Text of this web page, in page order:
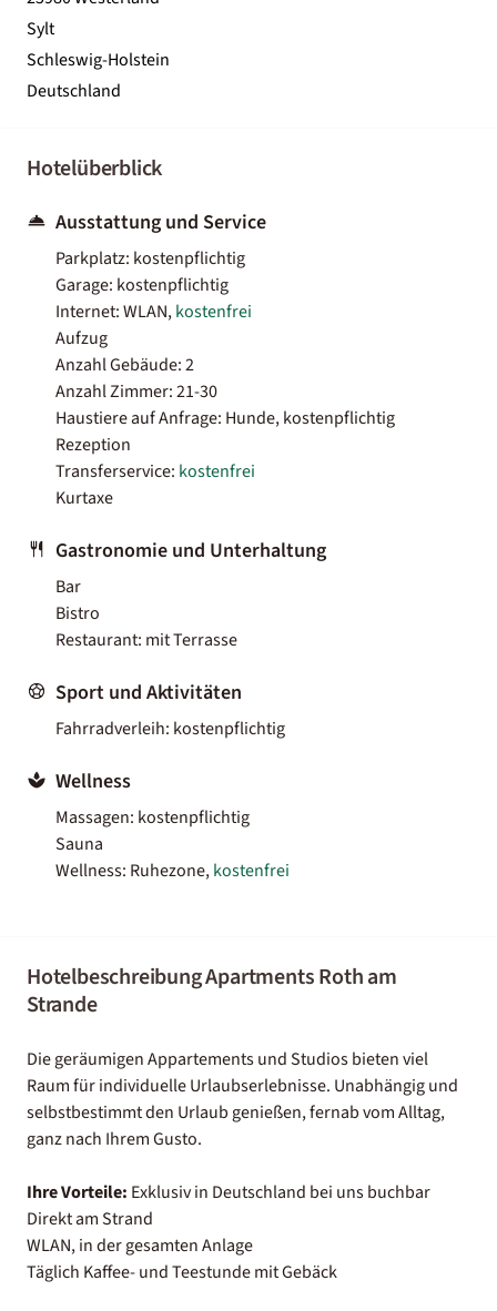
Sylt
Schleswig-Holstein
Deutschland
Hotelüberblick
Ausstattung und Service
Parkplatz: kostenpflichtig
Garage: kostenpflichtig
Internet: WLAN,kostenfrei
Aufzug
Anzahl Gebäude: 2
Anzahl Zimmer: 21-30
Haustiere auf Anfrage: Hunde, kostenpflichtig
Rezeption
Transferservice: kostenfrei
Kurtaxe
Gastronomie und Unterhaltung
Bar
Bistro
Restaurant: mit Terrasse
Sport und Aktivitäten
Fahrradverleih: kostenpflichtig
Wellness
Massagen: kostenpflichtig
Sauna
Wellness: Ruhezone,kostenfrei
Hotelbeschreibung Apartments Roth am
Strande
Die geräumigen Appartements und Studios bieten viel
Raum für individuelle Urlaubserlebnisse. Unabhängig und
selbstbestimmt den Urlaub genießen, fernab vom Alltag,
ganz nach Ihrem Gusto.
Ihre Vorteile: Exklusiv in Deutschland bei uns buchbar
Direkt am Strand
WLAN, in der gesamten Anlage
Täglich Kaffee- und Teestunde mit Gebäck